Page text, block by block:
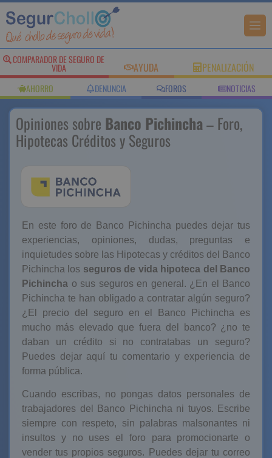
COMPARADOR DE SEGURO DE
VIDA AYUDA PENALIZACIÓN
AHORRO DENUNCIA FOROS NOTICIAS
Opiniones sobre Banco Pichincha– Foro,
Hipotecas Créditos y Seguros
En este foro de Banco Pichincha puedes dejar tus
experiencias, opiniones, dudas, preguntas e
inquietudes sobre las Hipotecas y créditos del Banco
Pichincha los seguros de vida hipoteca del Banco
Pichincha o sus seguros en general. ¿En el Banco
Pichincha te han obligado a contratar algún seguro?
¿El precio del seguro en el Banco Pichincha es
mucho más elevado que fuera del banco? ¿no te
daban un crédito si no contratabas un seguro?
Puedes dejar aquí tu comentario y experiencia de
forma pública.
Cuando escribas, no pongas datos personales de
trabajadores del Banco Pichincha ni tuyos. Escribe
siempre con respeto, sin palabras malsonantes ni
insultos y no uses el foro para promocionarte o
vender tus propios seguros. Puedes dejar tu correo